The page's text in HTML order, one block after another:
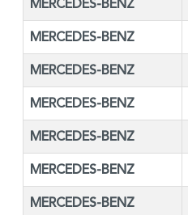
MERCEDES-BENZ
MERCEDES-BENZ
MERCEDES-BENZ
MERCEDES-BENZ
MERCEDES-BENZ
MERCEDES-BENZ
MERCEDES-BENZ